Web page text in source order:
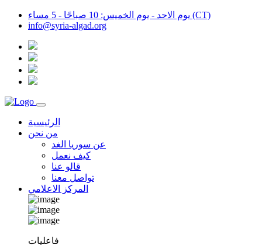
يوم الاحد - يوم الخميس: 10 صباحًا - 5 مساء (CT)
info@syria-algad.org
الرئيسية
من نحن
عن سوريا الغد
كيف نعمل
قالو عنا
تواصل معنا
المركز الاعلامي
فاعليات